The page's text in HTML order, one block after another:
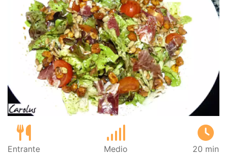
Entrante Medio 20 min